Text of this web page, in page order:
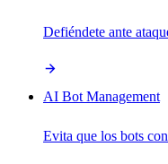
Defiéndete ante
AI Bot Management
Evita que los bots